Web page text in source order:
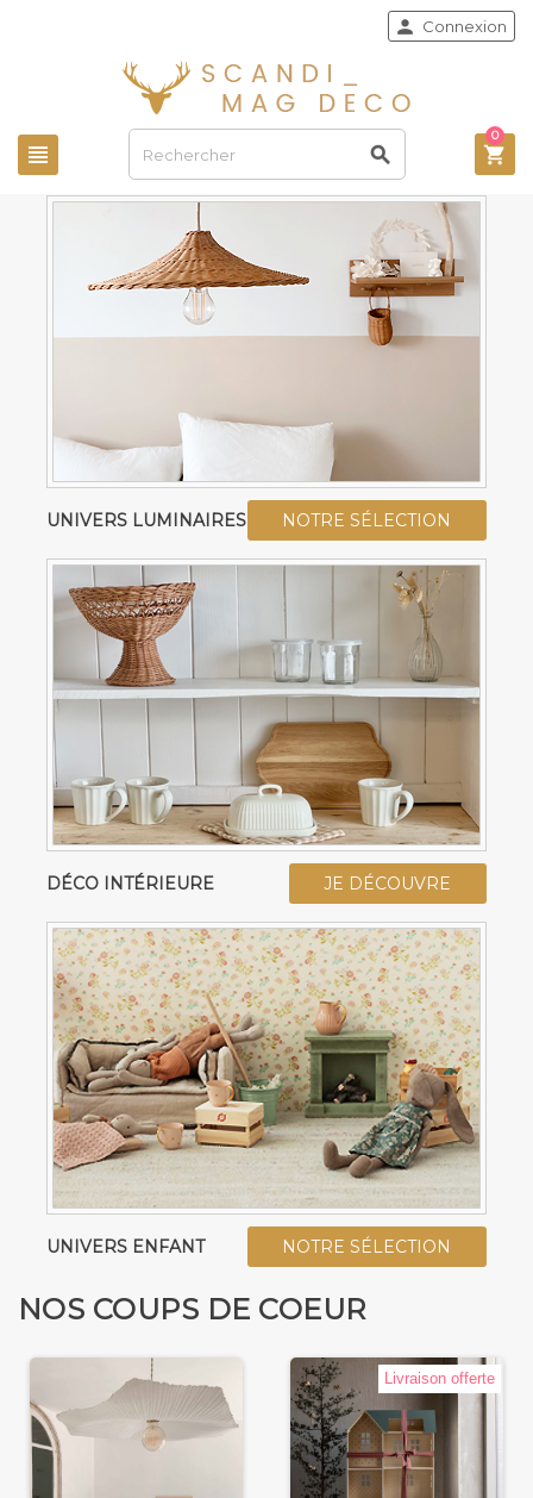
 
 Connexion

0
UNIVERS LUMINAIRES NOTRE SÉLECTION
DÉCO INTÉRIEURE JE DÉCOUVRE
UNIVERS ENFANT NOTRE SÉLECTION
NOS COUPS DE COEUR
Livraison offerte